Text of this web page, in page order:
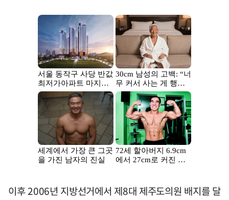
이후 2006년 지방선거에서 제8대 제주도의원 배지를 달